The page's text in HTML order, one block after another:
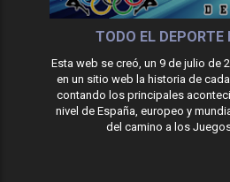
TODO EL DEPORTE
Esta web se creó, un 9 de julio de
en un sitio web la historia de
contando los principales
nivel de España, europeo y
del camino a los